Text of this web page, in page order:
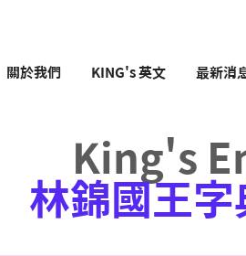
關於我們 KING's 英文 最新消
King's
林錦國王字